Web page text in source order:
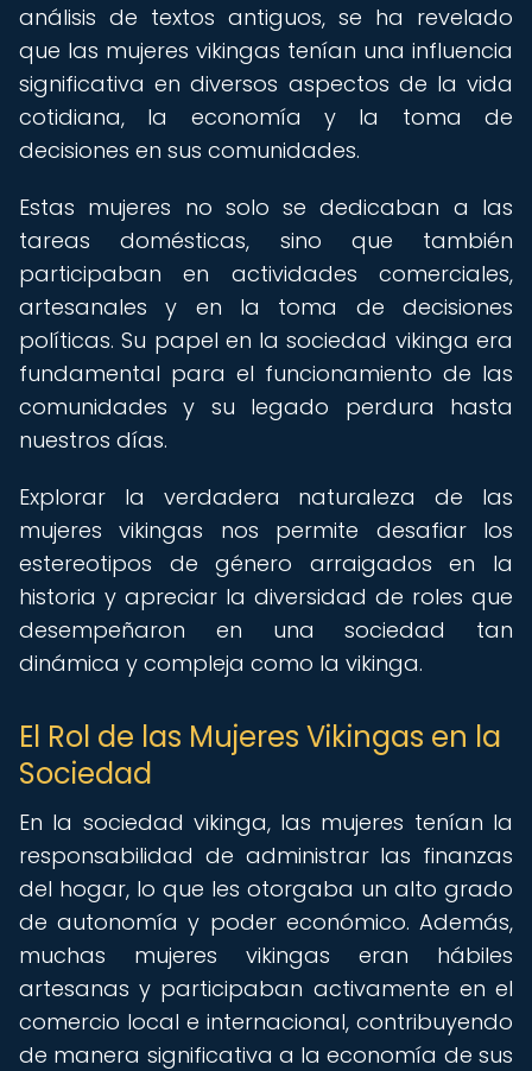
análisis de textos antiguos, se ha revelado
que las mujeres vikingas tenían una influencia
significativa en diversos aspectos de la vida
cotidiana, la economía y la toma de
decisiones en sus comunidades.
Estas mujeres no solo se dedicaban a las
tareas domésticas, sino que también
participaban en actividades comerciales,
artesanales y en la toma de decisiones
políticas. Su papel en la sociedad vikinga era
fundamental para el funcionamiento de las
comunidades y su legado perdura hasta
nuestros días.
Explorar la verdadera naturaleza de las
mujeres vikingas nos permite desafiar los
estereotipos de género arraigados en la
historia y apreciar la diversidad de roles que
desempeñaron en una sociedad tan
dinámica y compleja como la vikinga.
El Rol de las Mujeres Vikingas en la
Sociedad
En la sociedad vikinga, las mujeres tenían la
responsabilidad de administrar las finanzas
del hogar, lo que les otorgaba un alto grado
de autonomía y poder económico. Además,
muchas mujeres vikingas eran hábiles
artesanas y participaban activamente en el
comercio local e internacional, contribuyendo
de manera significativa a la economía de sus